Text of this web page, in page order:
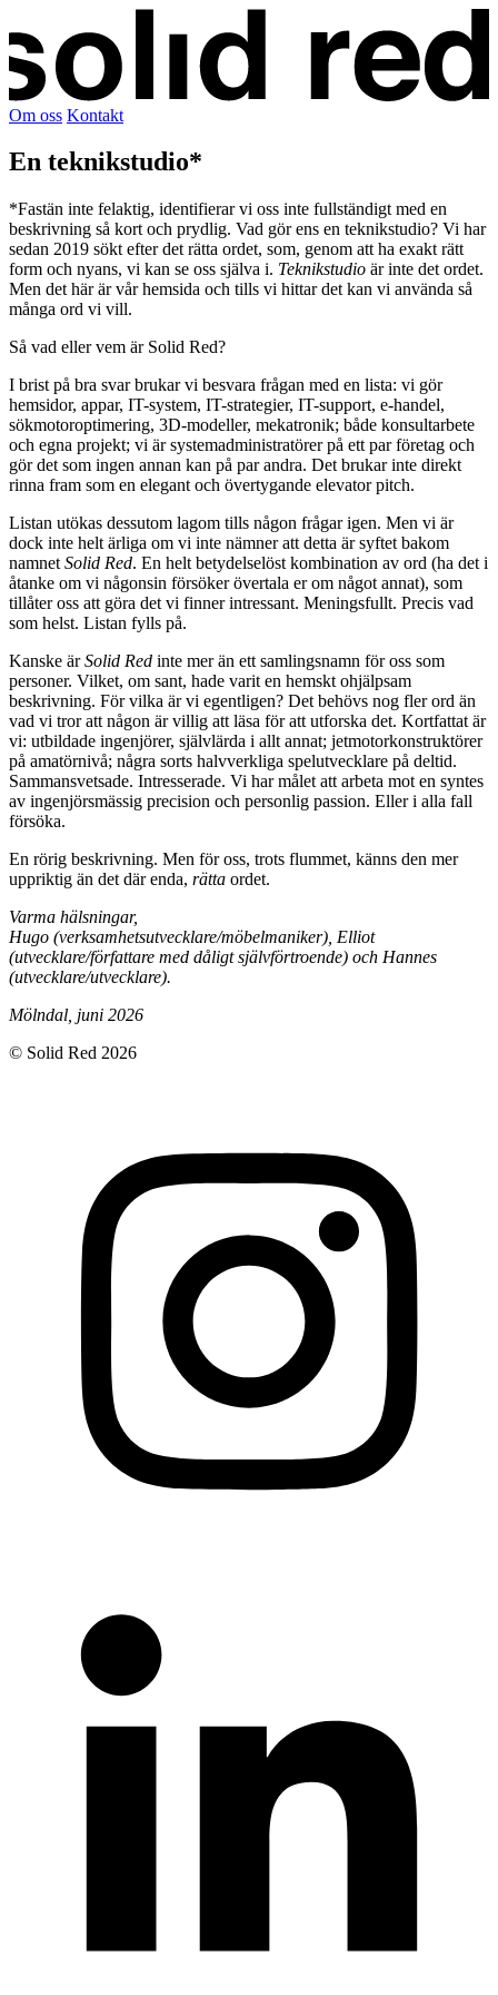
Om oss Kontakt
En teknikstudio*
*Fastän inte felaktig, identifierar vi oss inte fullständigt med en
beskrivning så kort och prydlig. Vad gör ens en teknikstudio? Vi har
sedan 2019 sökt efter det rätta ordet, som, genom att ha exakt rätt
form och nyans, vi kan se oss själva i. Teknikstudio är inte det ordet.
Men det här är vår hemsida och tills vi hittar det kan vi använda så
många ord vi vill.
Så vad eller vem är Solid Red?
I brist på bra svar brukar vi besvara frågan med en lista: vi gör
hemsidor, appar, IT-system, IT-strategier, IT-support, e-handel,
sökmotor­optimering, 3D-modeller, mekatronik; både konsultarbete
och egna projekt; vi är system­administratörer på ett par företag och
gör det som ingen annan kan på par andra. Det brukar inte direkt
rinna fram som en elegant och övertygande elevator pitch.
Listan utökas dessutom lagom tills någon frågar igen. Men vi är
dock inte helt ärliga om vi inte nämner att detta är syftet bakom
namnet Solid Red. En helt betydelselöst kombination av ord (ha det i
åtanke om vi någonsin försöker övertala er om något annat), som
tillåter oss att göra det vi finner intressant. Meningsfullt. Precis vad
som helst. Listan fylls på.
Kanske ärSolid Red inte mer än ett samlingsnamn för oss som
personer. Vilket, om sant, hade varit en hemskt ohjälpsam
beskrivning. För vilka är vi egentligen? Det behövs nog fler ord än
vad vi tror att någon är villig att läsa för att utforska det. Kortfattat är
vi: utbildade ingenjörer, självlärda i allt annat; jetmotorkonstruktörer
på amatörnivå; några sorts halvverkliga spelutvecklare på deltid.
Sammansvetsade. Intresserade. Vi har målet att arbeta mot en syntes
av ingenjörsmässig precision och personlig passion. Eller i alla fall
försöka.
En rörig beskrivning. Men för oss, trots flummet, känns den mer
uppriktig än det där enda, rätta ordet.
Varma hälsningar,
Hugo (verksamhetsutvecklare/möbelmaniker), Elliot
(utvecklare/författare med dåligt självförtroende) och Hannes
(utvecklare/utvecklare).
Mölndal, juni 2026
© Solid Red 2026